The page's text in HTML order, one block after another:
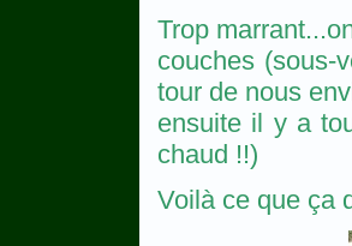
Trop
couches (sous-
tour de nous
ensuite il y a
chaud !!)
Voilà ce que ça